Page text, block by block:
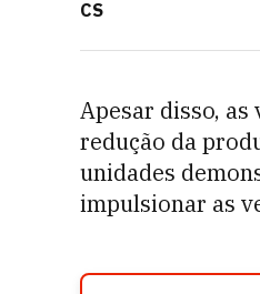
CS
Apesar disso,
redução da
unidades
impulsionar as